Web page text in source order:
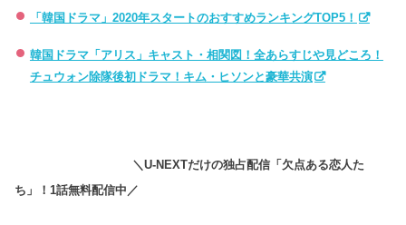
「韓国ドラマ」2020年スタートのおすすめランキングTOP5！
韓国ドラマ「アリス」キャスト・相関図！全あらすじや見どころ！
チュウォン除隊後初ドラマ！キム・ヒソンと豪華共演
＼U-NEXTだけの独占配信「欠点ある恋人た
ち」！1話無料配信中／